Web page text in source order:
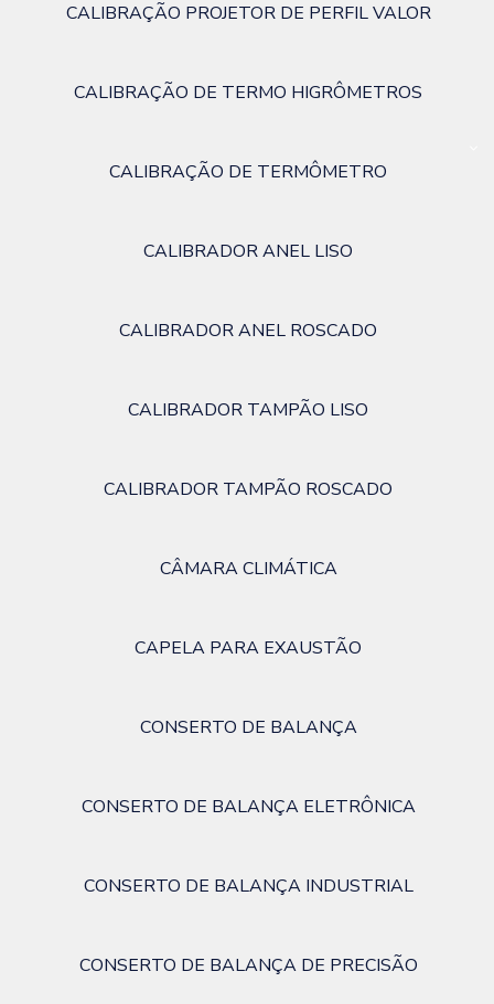
CALIBRAÇÃO PROJETOR DE PERFIL VALOR
CALIBRAÇÃO DE TERMO HIGRÔMETROS
CALIBRAÇÃO DE TERMÔMETRO
CALIBRADOR ANEL LISO
CALIBRADOR ANEL ROSCADO
CALIBRADOR TAMPÃO LISO
CALIBRADOR TAMPÃO ROSCADO
CÂMARA CLIMÁTICA
CAPELA PARA EXAUSTÃO
CONSERTO DE BALANÇA
CONSERTO DE BALANÇA ELETRÔNICA
CONSERTO DE BALANÇA INDUSTRIAL
CONSERTO DE BALANÇA DE PRECISÃO